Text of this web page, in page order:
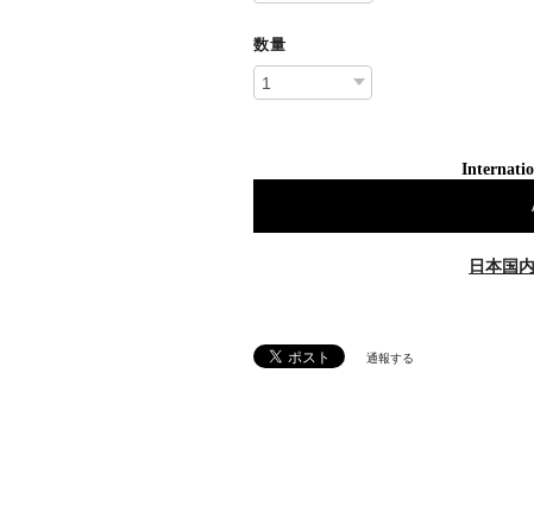
数量
日本国
通報する